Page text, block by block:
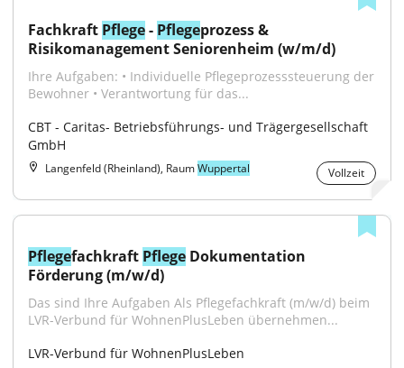
Fachkraft Pflege - Pflegeprozess &
Risikomanagement Seniorenheim (w/m/d)
Ihre Aufgaben: • Individuelle Pflegeprozesssteuerung der
Bewohner • Verantwortung für das...
CBT - Caritas- Betriebsführungs- und Trägergesellschaft
GmbH
Langenfeld (Rheinland), RaumWuppertal Vollzeit
Pflegefachkraft Pflege Dokumentation
Förderung (m/w/d)
Das sind Ihre Aufgaben Als Pflegefachkraft (m/w/d) beim
LVR-Verbund für WohnenPlusLeben übernehmen...
LVR-Verbund für WohnenPlusLeben